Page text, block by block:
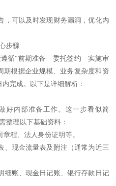
，可以及时发现财务漏洞，优化内
步骤
循“前期准备—委托签约—实施审
根据企业规模、业务复杂度和资
完成。以下是详细解析：
好内部准备工作。这一步看似简
整理以下基础资料：
程、法人身份证明等。
、现金流量表及附注（通常为近三
细账、现金日记账、银行存款日记